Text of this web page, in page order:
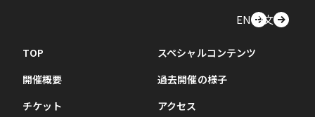
EN中文
TOP
開催概要
チケット
スペシャルコンテンツ
過去開催の様子
アクセス